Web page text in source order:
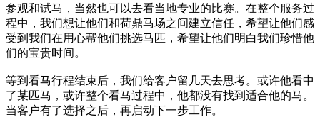
参观和试马，当然也可以去看当地专业的比赛。在整个服务过
程中，我们想让他们和荷鼎马场之间建立信任，希望让他们感
受到我们在用心帮他们挑选马匹，希望让他们明白我们珍惜他
们的宝贵时间。
等到看马行程结束后，我们给客户留几天去思考。或许他看中
了某匹马，或许整个看马过程中，他都没有找到适合他的马。
当客户有了选择之后，再启动下一步工作。